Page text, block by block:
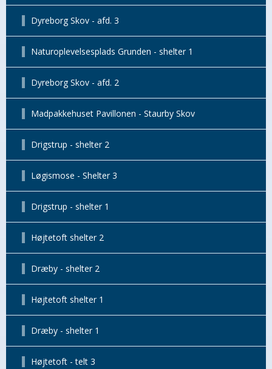
Dyreborg Skov - afd. 3
Naturoplevelsesplads Grunden - shelter 1
Dyreborg Skov - afd. 2
Madpakkehuset Pavillonen - Staurby Skov
Drigstrup - shelter 2
Løgismose - Shelter 3
Drigstrup - shelter 1
Højtetoft shelter 2
Dræby - shelter 2
Højtetoft shelter 1
Dræby - shelter 1
Højtetoft - telt 3